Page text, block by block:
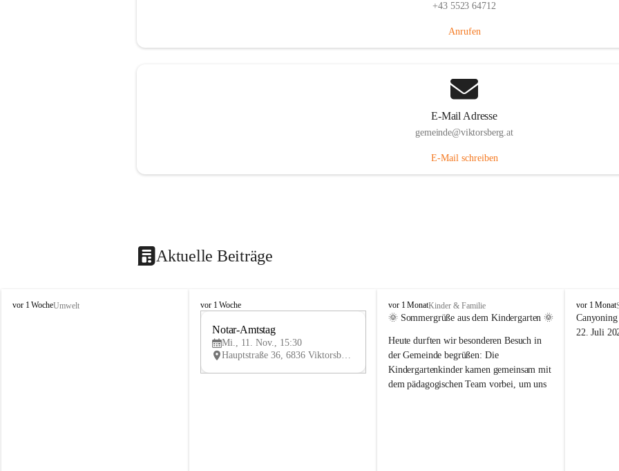
+43 5523 64712
Anrufen
E-Mail Adresse
gemeinde@viktorsberg.at
E-Mail schreiben
Aktuelle Beiträge
V
vor 1 WocheUmwelt
V
vor 1 Woche
V
Notar-Amtstag
Mi., 11. Nov., 15:30
Hauptstraße 36, 6836 Viktorsberg, AUT
V
i
t
o
r
s
vor 1 MonatKinder & Familie
🌞 Sommergrüße aus dem Kindergarten 🌞
Heute durften wir besonderen Besuch in
der Gemeinde begrüßen: Die
Kindergartenkinder kamen gemeinsam mit
dem pädagogischen Team vorbei, um uns
V
i
k
vor 1 Monat
22. Juli